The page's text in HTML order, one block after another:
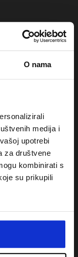
O nama
medija i
upotrebi
za društvene
kombinirati s
su prikupili